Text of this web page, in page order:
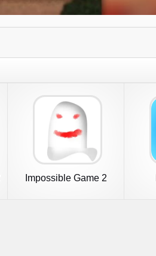
Impossible Game 2